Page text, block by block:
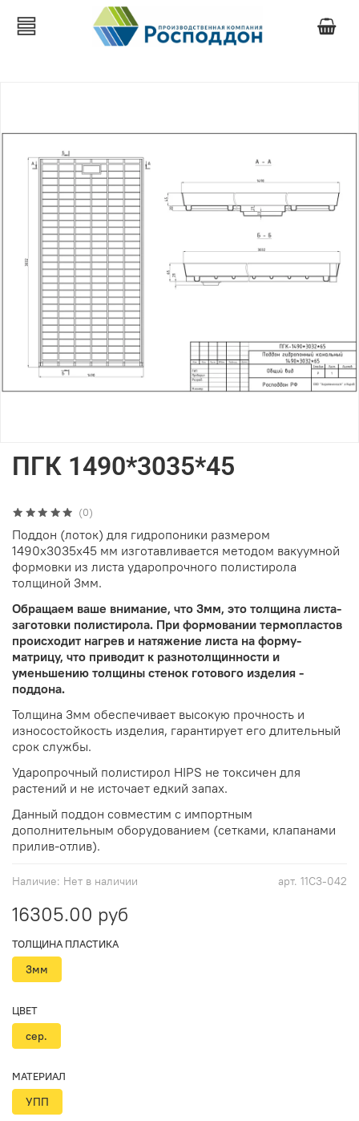
(0)
арт. 11С3-042
Наличие: Нет в наличии
ПГК 1490*3035*45
16305.00 руб
ТОЛЩИНА ПЛАСТИКА
3мм
ЦВЕТ
сер.
МАТЕРИАЛ
УПП
Поддон (лоток) для гидропоники размером
1490х3035х45 мм изготавливается методом вакуумной
формовки из листа ударопрочного полистирола
толщиной 3мм.
Обращаем ваше внимание, что 3мм, это толщина листа-
заготовки полистирола. При формовании термопластов
происходит нагрев и натяжение листа на форму-
матрицу, что приводит к разнотолщинности и
уменьшению толщины стенок готового изделия -
поддона.
Толщина 3мм обеспечивает высокую прочность и
износостойкость изделия, гарантирует его длительный
срок службы.
Ударопрочный полистирол HIPS не токсичен для
растений и не источает едкий запах.
Данный поддон совместим с импортным
дополнительным оборудованием (сетками, клапанами
прилив-отлив).